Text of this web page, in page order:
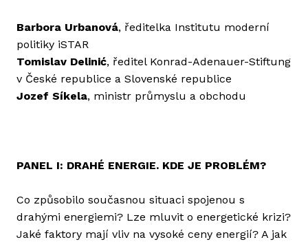
Barbora Urbanová, ředitelka Institutu moderní
politiky iSTAR
Tomislav Delinić, ředitel Konrad-Adenauer-Stiftung
v České republice a Slovenské republice
Jozef Síkela, ministr průmyslu a obchodu
PANEL I: DRAHÉ ENERGIE. KDE JE PROBLÉM?
Co způsobilo současnou situaci spojenou s
drahými energiemi? Lze mluvit o energetické krizi?
Jaké faktory mají vliv na vysoké ceny energií? A jak